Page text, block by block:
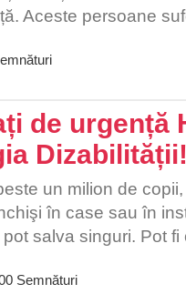
Aceste persoane
ireparabile. În viață
contextul actual
nefinalizată!)
de urgență
Dizabilității!
un milion de
în case sau în
salva singuri. Pot fi
și da-o mai
Semnături